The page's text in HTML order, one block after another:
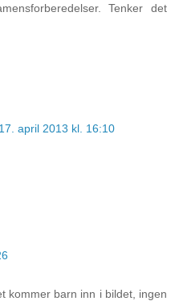
Tenker det
17. april 2013 kl. 16:10
kommer barn inn i bildet, ingen